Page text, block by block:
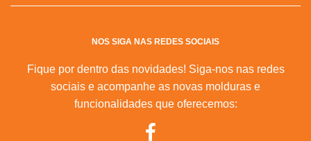
NOS SIGA NAS REDES SOCIAIS
Fique por dentro das novidades! Siga-nos nas redes
sociais e acompanhe as novas molduras e
funcionalidades que oferecemos: